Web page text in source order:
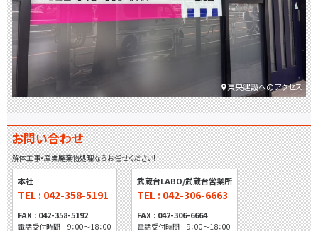
東央建設へのアクセス
お問い合わせ
解体工事・産業廃棄物処理ならお任せください!
本社
TEL : 042-358-5191
FAX : 042-358-5192
電話受付時間 9：00～18：00
武蔵台LABO/武蔵台営業所
TEL : 042-306-6663
FAX : 042-306-6664
電話受付時間 9：00～18：00